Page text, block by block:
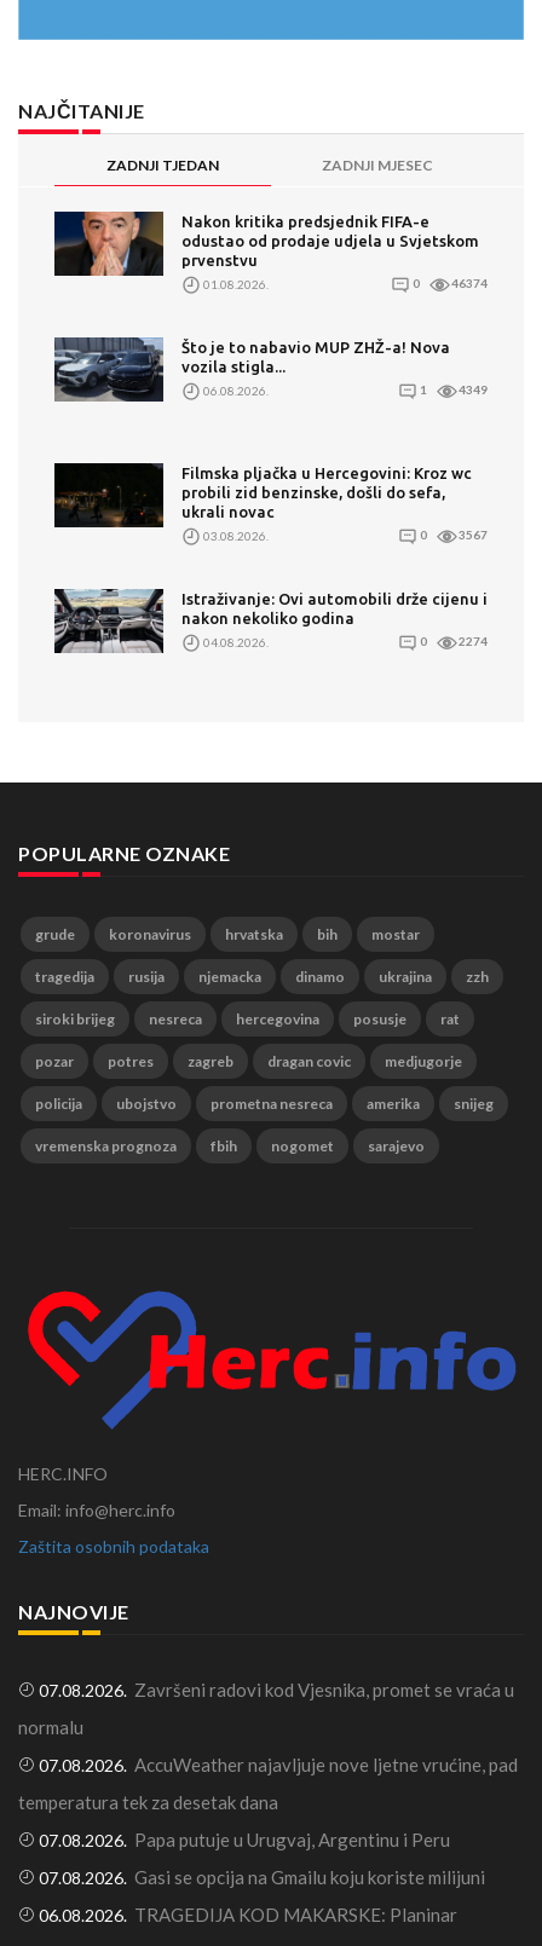
NAJČITANIJE
ZADNJI TJEDAN ZADNJI MJESEC
Nakon kritika predsjednik FIFA-e
odustao od prodaje udjela u Svjetskom
prvenstvu
01.08.2026. 0 46374
Što je to nabavio MUP ZHŽ-a! Nova
vozila stigla...
06.08.2026. 1 4349
Filmska pljačka u Hercegovini: Kroz wc
probili zid benzinske, došli do sefa,
ukrali novac
03.08.2026. 0 3567
Istraživanje: Ovi automobili drže cijenu i
nakon nekoliko godina
04.08.2026. 0 2274
POPULARNE OZNAKE
grude koronavirus hrvatska bih mostar
tragedija rusija njemacka dinamo ukrajina zzh
siroki brijeg nesreca hercegovina posusje rat
pozar potres zagreb dragan covic medjugorje
policija ubojstvo prometna nesreca amerika snijeg
vremenska prognoza fbih nogomet sarajevo
HERC.INFO
Email: info@herc.info
Zaštita osobnih podataka
NAJNOVIJE
07.08.2026. Završeni radovi kod Vjesnika, promet se vraća u
normalu
07.08.2026. AccuWeather najavljuje nove ljetne vrućine, pad
temperatura tek za desetak dana
07.08.2026. Papa putuje u Urugvaj, Argentinu i Peru
07.08.2026. Gasi se opcija na Gmailu koju koriste milijuni
06.08.2026. TRAGEDIJA KOD MAKARSKE: Planinar